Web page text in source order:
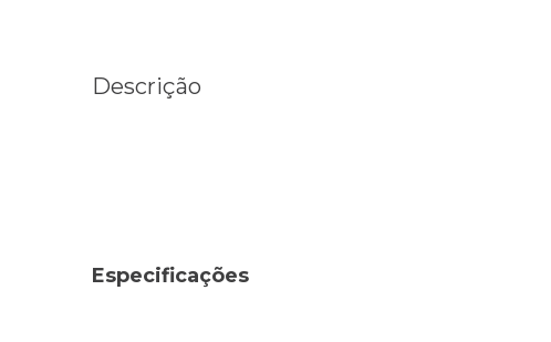
Descrição
Especificações